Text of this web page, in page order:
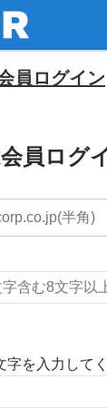
員ログイン
員ログ
字を入力して